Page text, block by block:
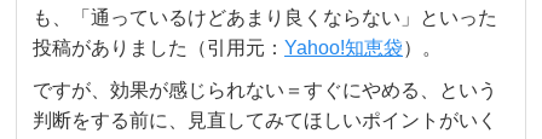
も、「通っているけどあまり良くならない」といった
投稿がありました（引用元：Yahoo!知恵袋）。
ですが、効果が感じられない＝すぐにやめる、という
判断をする前に、見直してみてほしいポイントがいく